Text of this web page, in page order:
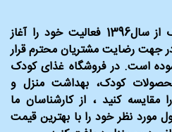
فروشگاه اینترنتی غذای کودک از سال1396 فعالیت خود را آغاز
جهت رضایت مشتریان محترم قرار
است. در فروشگاه غذای کودک
محصولات کودک، بهداشت منزل و
مقایسه کنید ، از کارشناسان ما
مورد نظر خود را با بهترین قیمت